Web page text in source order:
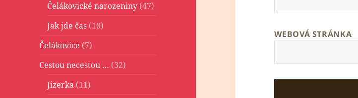
Čelákovické narozeniny (47)
Jak jde čas (10)
Čelákovice (7)
Cestou necestou … (32)
Jizerka (11)
WEBOVÁ STRÁNKA